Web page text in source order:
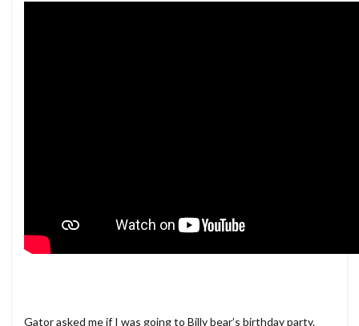
Gator asked me if I was going to Billy bear’s birthday party.